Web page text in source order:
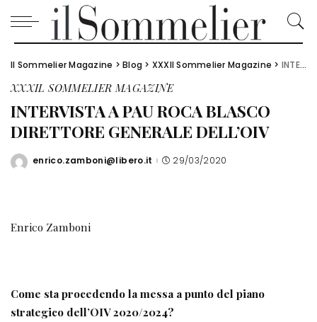
Il Sommelier Magazine >Blog > XXXIl Sommelier Magazine > INTERVISTA A PAU ROCA BLASCO DIRETTORE GENERALE DELL’OIV
XXXIL SOMMELIER MAGAZINE
INTERVISTA A PAU ROCA BLASCO
DIRETTORE GENERALE DELL’OIV
Posted
enrico.zamboni@libero.it 29/03/2020
Enrico Zamboni
Come sta procedendo la messa a punto del piano
strategico dell’OIV 2020/2024?